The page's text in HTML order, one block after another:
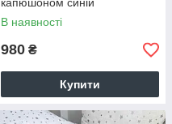
В наявності
980 ₴
Купити